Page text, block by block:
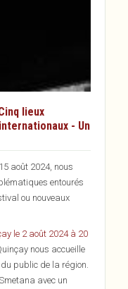
lieux
- Un
août 2024, nous
entourés
ou nouveaux
le 2 août 2024 à 20
nous accueille
public de la région.
avec un